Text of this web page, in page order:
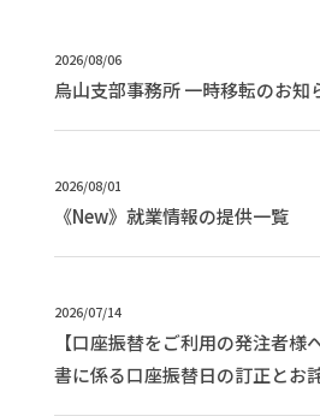
2026/08/06
烏山支部事務所 一時移転のお知
2026/08/01
《New》就業情報の提供一覧
2026/07/14
【口座振替をご利用の発注者
書に係る口座振替日の訂正とお